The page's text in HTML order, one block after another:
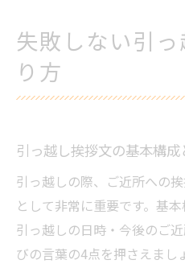
失敗しない引
り方
引っ越し挨拶文の基本構
引っ越しの際、ご近所への
として非常に重要です。基
引っ越しの日時・今後のご
びの言葉の4点を押さえまし